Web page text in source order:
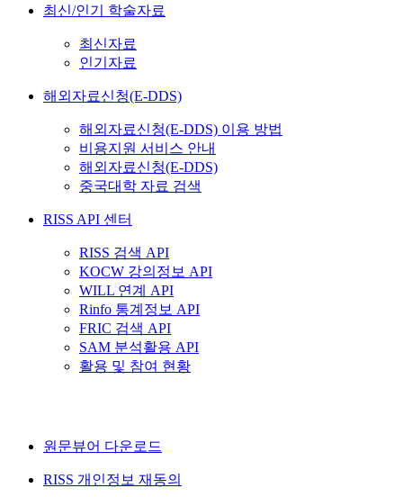
최신/인기 학술자료
최신자료
인기자료
해외자료신청(E-DDS)
해외자료신청(E-DDS) 이용 방법
비용지원 서비스 안내
해외자료신청(E-DDS)
중국대학 자료 검색
RISS API 센터
RISS 검색 API
KOCW 강의정보 API
WILL 연계 API
Rinfo 통계정보 API
FRIC 검색 API
SAM 분석활용 API
활용 및 참여 현황
원문뷰어 다운로드
RISS 개인정보 재동의